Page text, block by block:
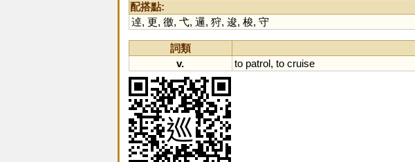
配搭點:
逴, 更, 徼, 弋, 邏, 狩, 逡, 梭, 守
詞類
v.
to patrol, to cruise